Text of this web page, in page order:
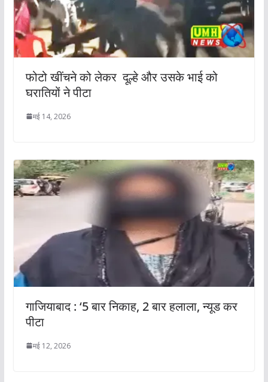
फोटो खींचने को लेकर दूल्हे और उसके भाई को
घरातियों ने पीटा
मई 14, 2026
गाजियाबाद : ‘5 बार निकाह, 2 बार हलाला, न्यूड कर
पीटा
मई 12, 2026